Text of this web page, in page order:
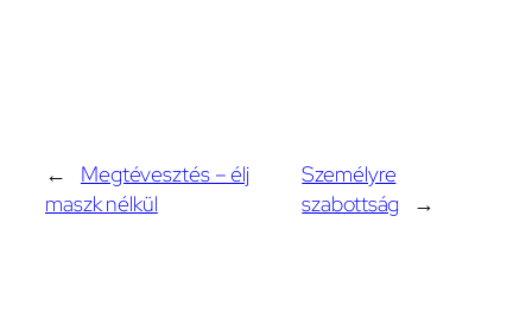
←
Megtévesztés – élj
maszk nélkül
Személyre
szabottság
→